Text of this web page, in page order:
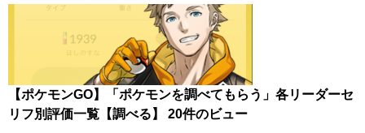
【ポケモンGO】「ポケモンを調べてもらう」各リーダーセ
リフ別評価一覧【調べる】
20件のビュー